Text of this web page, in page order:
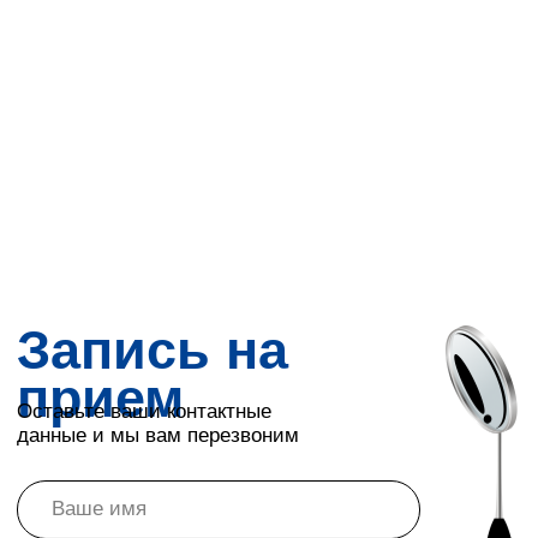
О нас
стоматологии «Эстелайн»
Как нас найти
‎ ‎ ‎ Заказать звонок